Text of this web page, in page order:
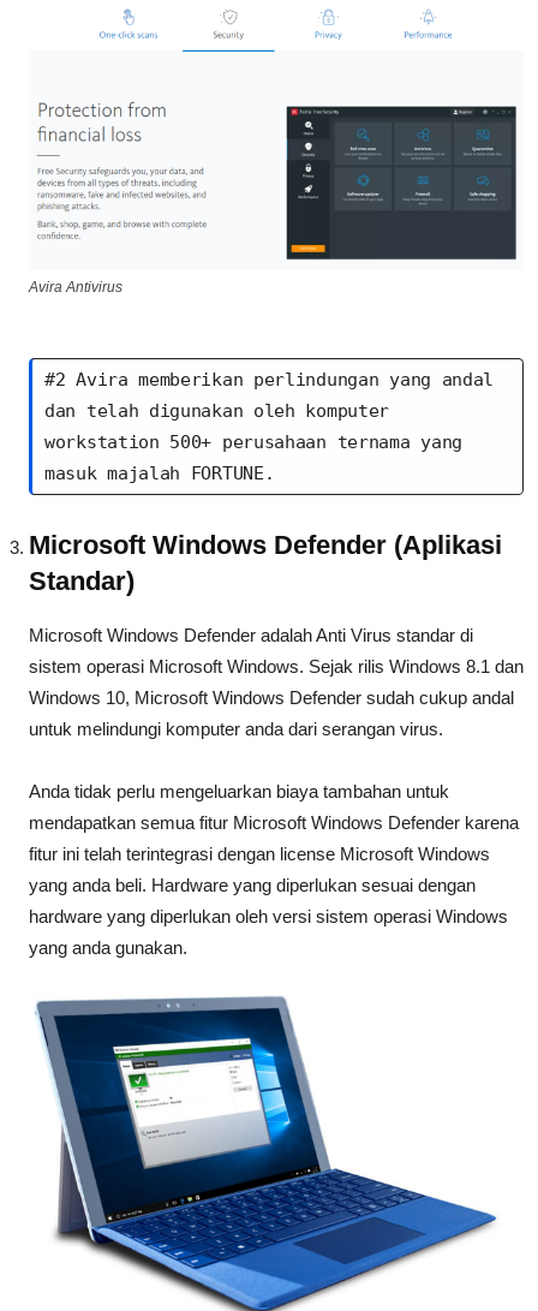
Avira Antivirus
#2 Avira memberikan perlindungan yang andal
dan telah digunakan oleh komputer
workstation 500+ perusahaan ternama yang
masuk majalah FORTUNE.
Microsoft Windows Defender (Aplikasi
Standar)
Microsoft Windows Defender adalah Anti Virus standar di
sistem operasi Microsoft Windows. Sejak rilis Windows 8.1 dan
Windows 10, Microsoft Windows Defender sudah cukup andal
untuk melindungi komputer anda dari serangan virus.
Anda tidak perlu mengeluarkan biaya tambahan untuk
mendapatkan semua fitur Microsoft Windows Defender karena
fitur ini telah terintegrasi dengan license Microsoft Windows
yang anda beli. Hardware yang diperlukan sesuai dengan
hardware yang diperlukan oleh versi sistem operasi Windows
yang anda gunakan.